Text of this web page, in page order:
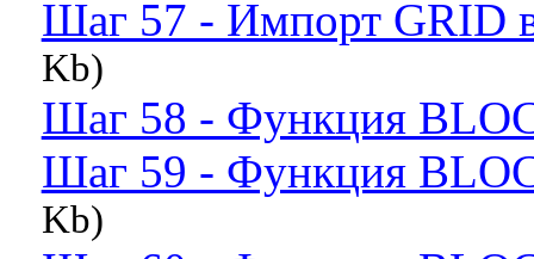
Шаг 57 - Импорт GRID
Kb)
Шаг 58 - Функция
Шаг 59 - Функция
Kb)